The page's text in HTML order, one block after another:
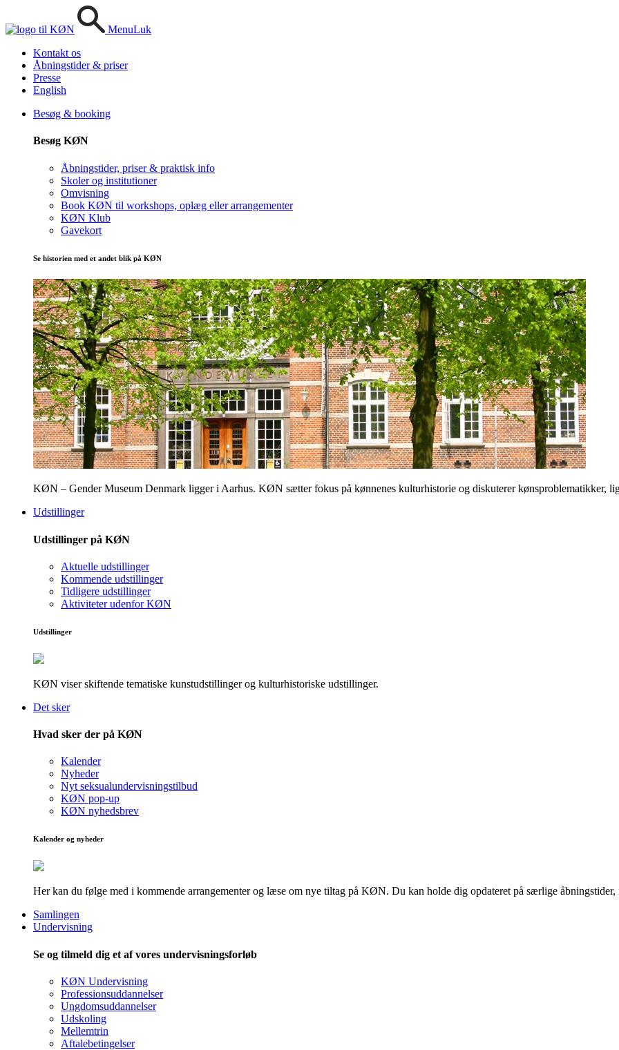
MenuLuk
Kontakt os
Åbningstider & priser
Presse
English
Besøg & booking
Besøg KØN
Åbningstider, priser & praktisk info
Skoler og institutioner
Omvisning
Book KØN til workshops, oplæg eller arrangementer
KØN Klub
Gavekort
Se historien med et andet blik på KØN
KØN – Gender Museum Denmark ligger i Aarhus. KØN sætter fokus på kønnenes kulturhistorie og diskuterer kønsproblematikker,
Udstillinger
Udstillinger på KØN
Aktuelle udstillinger
Kommende udstillinger
Tidligere udstillinger
Aktiviteter udenfor KØN
Udstillinger
KØN viser skiftende tematiske kunstudstillinger og kulturhistoriske udstillinger.
Det sker
Hvad sker der på KØN
Kalender
Nyheder
Nyt seksualundervisningstilbud
KØN pop-up
KØN nyhedsbrev
Kalender og nyheder
Her kan du følge med i kommende arrangementer og læse om nye tiltag på KØN. Du kan holde dig opdateret på særlige åbningstider,
Samlingen
Undervisning
Se og tilmeld dig et af vores undervisningsforløb
KØN Undervisning
Professionsuddannelser
Ungdomsuddannelser
Udskoling
Mellemtrin
Aftalebetingelser